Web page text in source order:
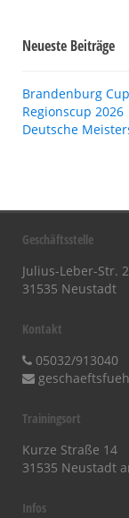
Neueste Beiträge
Brandenburg
Regionscup 2026
Deutsche
Geschäftsstelle
Julius-Leber-Str.
31535 Neustadt
Kontakt
05032/913040
Trainingsort
Kurze Straße 14
31535 Neustadt
Infos